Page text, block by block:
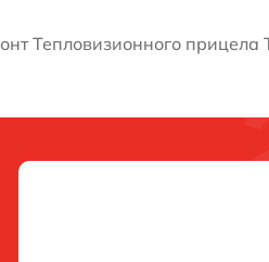
Тепловизионного прицела